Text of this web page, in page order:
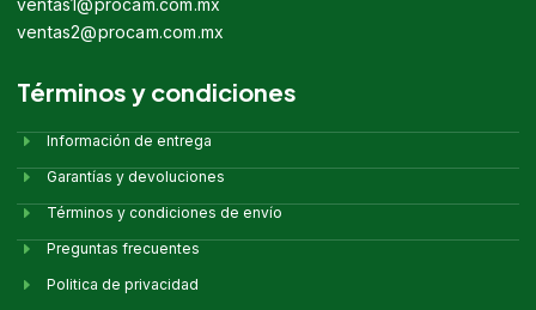
ventas2@procam.com.mx
Términos y condiciones
Información de entrega
Garantías y devoluciones
Términos y condiciones de envío
Preguntas frecuentes
Politica de privacidad